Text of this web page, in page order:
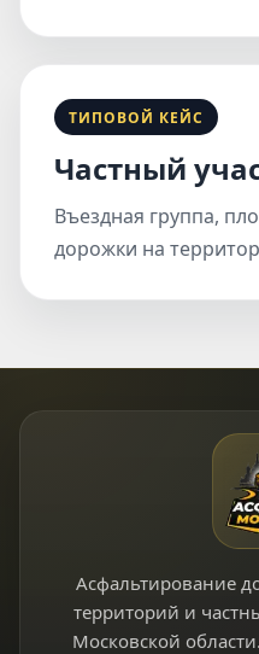
ТИПОВОЙ КЕЙС
Частный
Въездная группа,
дорожки на
Асфальтирование
территорий и
Московской